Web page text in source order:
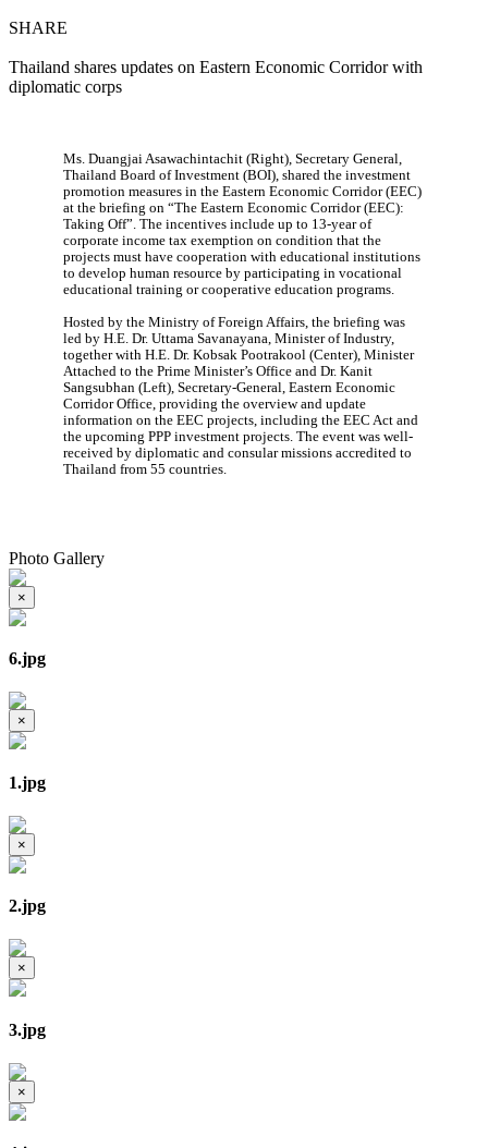
SHARE
Thailand shares updates on Eastern Economic Corridor with
diplomatic corps
Ms. Duangjai Asawachintachit (Right), Secretary General,
Thailand Board of Investment (BOI), shared the investment
promotion measures in the Eastern Economic Corridor (EEC)
at the briefing on “The Eastern Economic Corridor (EEC):
Taking Off”. The incentives include up to 13-year of
corporate income tax exemption on condition that the
projects must have cooperation with educational institutions
to develop human resource by participating in vocational
educational training or cooperative education programs.
Hosted by the Ministry of Foreign Affairs, the briefing was
led by H.E. Dr. Uttama Savanayana, Minister of Industry,
together with H.E. Dr. Kobsak Pootrakool (Center), Minister
Attached to the Prime Minister’s Office and Dr. Kanit
Sangsubhan (Left), Secretary-General, Eastern Economic
Corridor Office, providing the overview and update
information on the EEC projects, including the EEC Act and
the upcoming PPP investment projects. The event was well-
received by diplomatic and consular missions accredited to
Thailand from 55 countries.
Photo Gallery
×
6.jpg
×
1.jpg
×
2.jpg
×
3.jpg
×